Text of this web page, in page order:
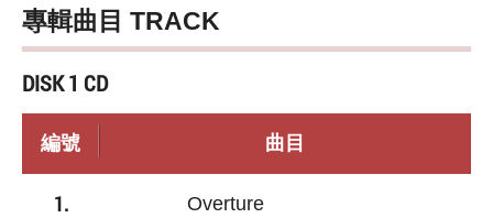
專輯曲目 TRACK
DISK 1 CD
編號 曲目
1. Overture